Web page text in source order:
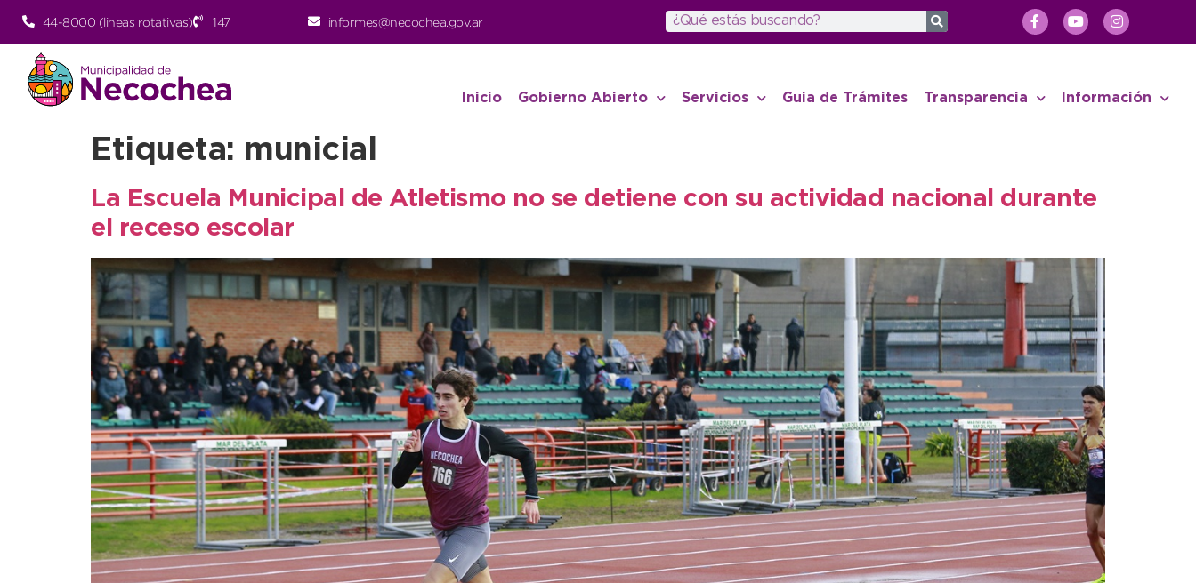
44-8000 (lineas rotativas) 147 informes@necochea.gov.ar
Inicio Gobierno Abierto Servicios Guia de Trámites Transparencia Información
Etiqueta: municial
La Escuela Municipal de Atletismo no se detiene con su actividad nacional durante
el receso escolar